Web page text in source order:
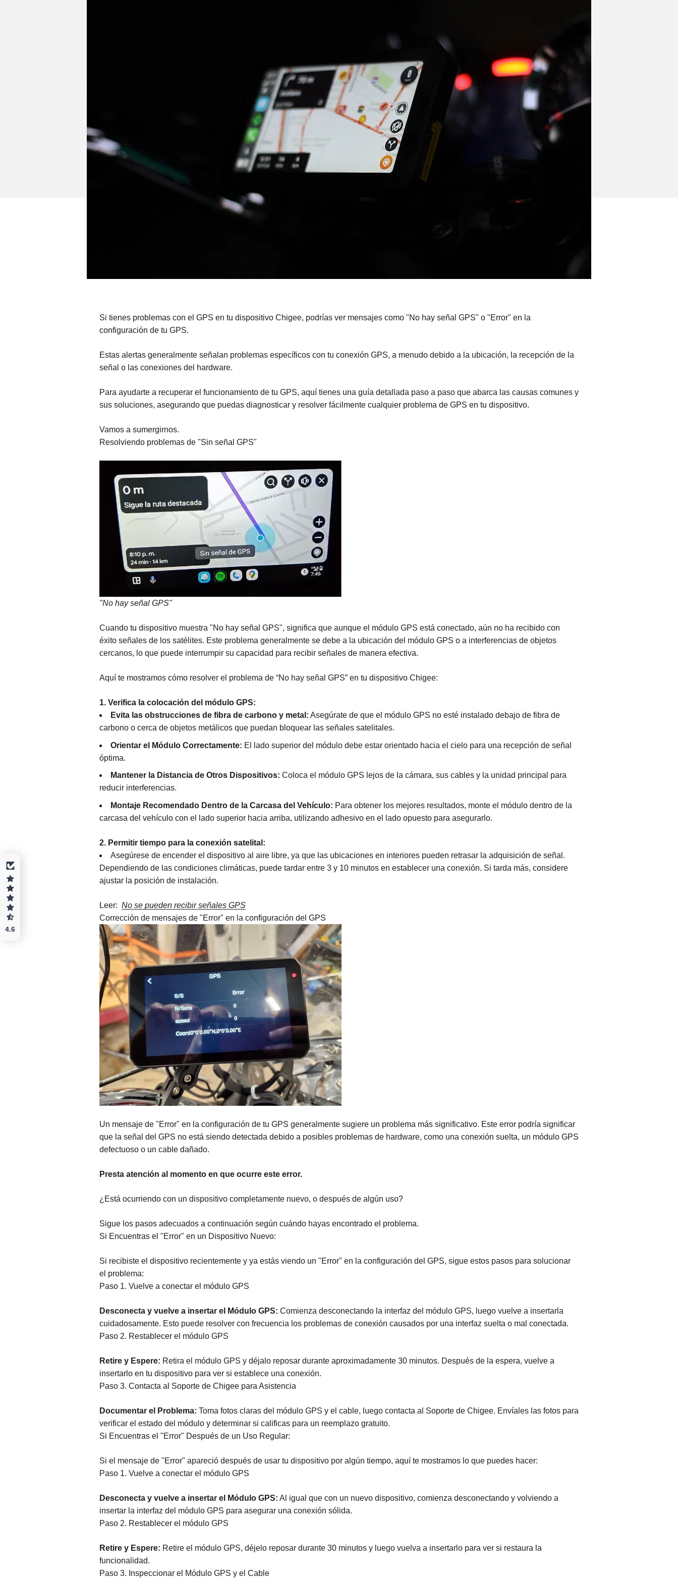
Si tienes problemas con el GPS en tu dispositivo Chigee, podrías ver mensajes como "No hay señal GPS" o "Error" en la
configuración de tu GPS.
Estas alertas generalmente señalan problemas específicos con tu conexión GPS, a menudo debido a la ubicación, la recepción de la
señal o las conexiones del hardware.
Para ayudarte a recuperar el funcionamiento de tu GPS, aquí tienes una guía detallada paso a paso que abarca las causas comunes y
sus soluciones, asegurando que puedas diagnosticar y resolver fácilmente cualquier problema de GPS en tu dispositivo.
Vamos a sumergirnos.
Resolviendo problemas de "Sin señal GPS"
"No hay señal GPS"
Cuando tu dispositivo muestra "No hay señal GPS", significa que aunque el módulo GPS está conectado, aún no ha recibido con
éxito señales de los satélites. Este problema generalmente se debe a la ubicación del módulo GPS o a interferencias de objetos
cercanos, lo que puede interrumpir su capacidad para recibir señales de manera efectiva.
Aquí te mostramos cómo resolver el problema de “No hay señal GPS” en tu dispositivo Chigee:
1. Verifica la colocación del módulo GPS:
Evita las obstrucciones de fibra de carbono y metal: Asegúrate de que el módulo GPS no esté instalado debajo de fibra de
carbono o cerca de objetos metálicos que puedan bloquear las señales satelitales.
Orientar el Módulo Correctamente: El lado superior del módulo debe estar orientado hacia el cielo para una recepción de señal
óptima.
Mantener la Distancia de Otros Dispositivos: Coloca el módulo GPS lejos de la cámara, sus cables y la unidad principal para
reducir interferencias.
Montaje Recomendado Dentro de la Carcasa del Vehículo: Para obtener los mejores resultados, monte el módulo dentro de la
carcasa del vehículo con el lado superior hacia arriba, utilizando adhesivo en el lado opuesto para asegurarlo.
2. Permitir tiempo para la conexión satelital:
Asegúrese de encender el dispositivo al aire libre, ya que las ubicaciones en interiores pueden retrasar la adquisición de señal.
Dependiendo de las condiciones climáticas, puede tardar entre 3 y 10 minutos en establecer una conexión. Si tarda más, considere
ajustar la posición de instalación.
Leer: No se pueden recibir señales GPS
Corrección de mensajes de "Error" en la configuración del GPS
Un mensaje de "Error" en la configuración de tu GPS generalmente sugiere un problema más significativo. Este error podría significar
que la señal del GPS no está siendo detectada debido a posibles problemas de hardware, como una conexión suelta, un módulo GPS
defectuoso o un cable dañado.
Presta atención al momento en que ocurre este error.
¿Está ocurriendo con un dispositivo completamente nuevo, o después de algún uso?
Sigue los pasos adecuados a continuación según cuándo hayas encontrado el problema.
Si Encuentras el "Error" en un Dispositivo Nuevo:
Si recibiste el dispositivo recientemente y ya estás viendo un "Error" en la configuración del GPS, sigue estos pasos para solucionar
el problema:
Paso 1. Vuelve a conectar el módulo GPS
Desconecta y vuelve a insertar el Módulo GPS: Comienza desconectando la interfaz del módulo GPS, luego vuelve a insertarla
cuidadosamente. Esto puede resolver con frecuencia los problemas de conexión causados por una interfaz suelta o mal conectada.
Paso 2. Restablecer el módulo GPS
Retire y Espere: Retira el módulo GPS y déjalo reposar durante aproximadamente 30 minutos. Después de la espera, vuelve a
insertarlo en tu dispositivo para ver si establece una conexión.
Paso 3. Contacta al Soporte de Chigee para Asistencia
Documentar el Problema: Toma fotos claras del módulo GPS y el cable, luego contacta al Soporte de Chigee. Envíales las fotos para
verificar el estado del módulo y determinar si calificas para un reemplazo gratuito.
Si Encuentras el "Error" Después de un Uso Regular:
Si el mensaje de "Error" apareció después de usar tu dispositivo por algún tiempo, aquí te mostramos lo que puedes hacer:
Paso 1. Vuelve a conectar el módulo GPS
Desconecta y vuelve a insertar el Módulo GPS: Al igual que con un nuevo dispositivo, comienza desconectando y volviendo a
insertar la interfaz del módulo GPS para asegurar una conexión sólida.
Paso 2. Restablecer el módulo GPS
Retire y Espere: Retire el módulo GPS, déjelo reposar durante 30 minutos y luego vuelva a insertarlo para ver si restaura la
funcionalidad.
Paso 3. Inspeccionar el Módulo GPS y el Cable
4.6